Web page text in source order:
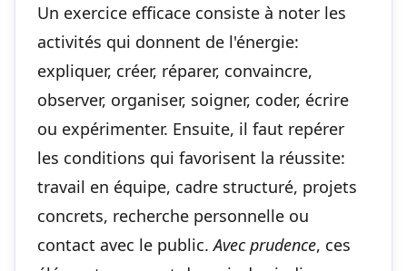
Un exercice efficace consiste à noter les
activités qui donnent de l'énergie:
expliquer, créer, réparer, convaincre,
observer, organiser, soigner, coder, écrire
ou expérimenter. Ensuite, il faut repérer
les conditions qui favorisent la réussite:
travail en équipe, cadre structuré, projets
concrets, recherche personnelle ou
contact avec le public.Avec prudence, ces